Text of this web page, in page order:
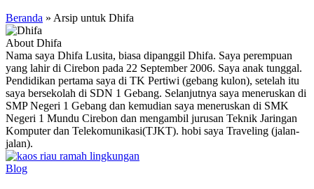
Beranda » Arsip untuk Dhifa
About Dhifa
Nama saya Dhifa Lusita, biasa dipanggil Dhifa. Saya perempuan
yang lahir di Cirebon pada 22 September 2006. Saya anak tunggal.
Pendidikan pertama saya di TK Pertiwi (gebang kulon), setelah itu
saya bersekolah di SDN 1 Gebang. Selanjutnya saya meneruskan di
SMP Negeri 1 Gebang dan kemudian saya meneruskan di SMK
Negeri 1 Mundu Cirebon dan mengambil jurusan Teknik Jaringan
Komputer dan Telekomunikasi(TJKT). hobi saya Traveling (jalan-
jalan).
Posted
Blog